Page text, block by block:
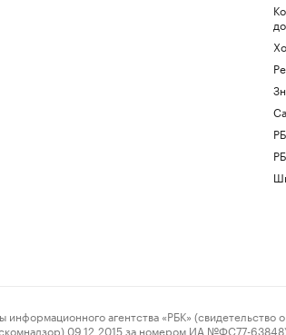
агентства «РБК» (свидетельство о
09.12.2015 за номером ИА №ФС77-